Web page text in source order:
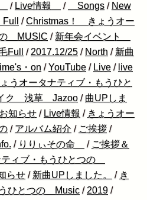
/ Live情報 / Songs / New
/Christmas！ きょうオー
の MUSIC / 新年会イベント
Full
/ 2017.12/25 / North / 新曲
・on /YouTube / Live / live
うオータナティブ・もうひと
ク 浅草 Jazoo / 曲UPしま
知らせ / Live情報 / きょうオー
/ アルバム紹介 / ご挨拶 /
/ りりぃその命 / ご挨拶＆
ティブ・もうひとつの
らせ / 新曲UPしました。 / き
ひとつの Music / 2019 /